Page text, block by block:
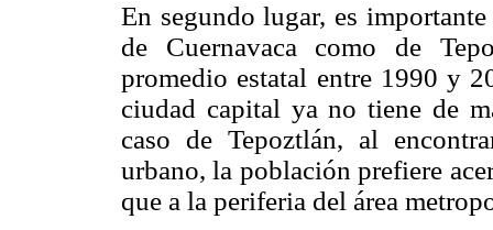
En segundo lugar, es
de Cuernavaca como de
promedio estatal entre 1990 y
ciudad capital ya no tiene de
caso de Tepoztlán, al
urbano, la población prefiere
que a la periferia del área